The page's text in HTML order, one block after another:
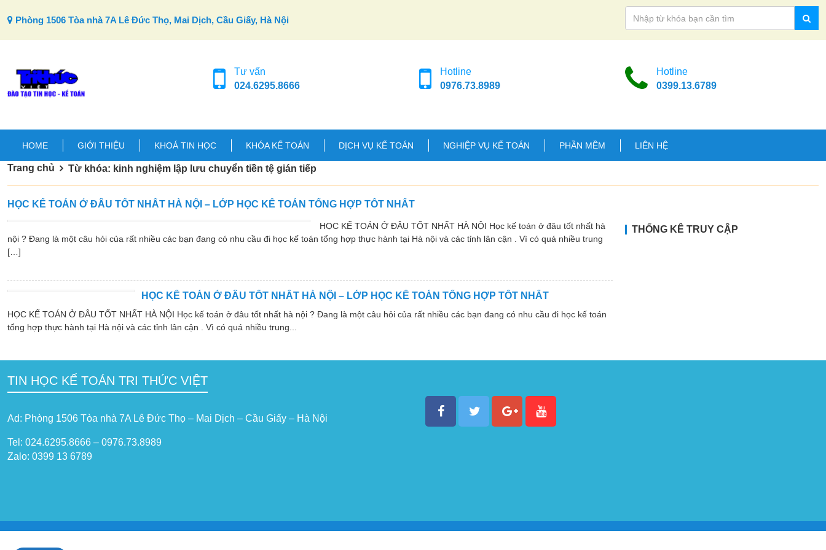
Phòng 1506 Tòa nhà 7A Lê Đức Thọ, Mai Dịch, Cầu Giấy, Hà Nội
Tư vấn
024.6295.8666
Hotline
0976.73.8989
Hotline
0399.13.6789
HOME GIỚI THIỆU KHOÁ TIN HỌC KHÓA KẾ TOÁN DỊCH VỤ KẾ TOÁN NGHIỆP VỤ KẾ TOÁN PHẦN MỀM LIÊN HỆ
Trang chủ Từ khóa: kinh nghiệm lập lưu chuyển tiền tệ gián tiếp
HỌC KẾ TOÁN Ở ĐÂU TỐT NHẤT HÀ NỘI – LỚP HỌC KẾ TOÁN TỔNG HỢP TỐT NHẤT
HỌC KẾ TOÁN Ở ĐÂU TỐT NHẤT HÀ NỘI Học kế toán ở đâu tốt nhất hà
nội ? Đang là một câu hỏi của rất nhiều các bạn đang có nhu cầu đi học kế toán tổng hợp thực hành tại Hà nội và các tỉnh lân cận . Vì có quá nhiều trung
[…]
HỌC KẾ TOÁN Ở ĐÂU TỐT NHẤT HÀ NỘI – LỚP HỌC KẾ TOÁN TỔNG HỢP TỐT NHẤT
HỌC KẾ TOÁN Ở ĐÂU TỐT NHẤT HÀ NỘI Học kế toán ở đâu tốt nhất hà nội ? Đang là một câu hỏi của rất nhiều các bạn đang có nhu cầu đi học kế toán
tổng hợp thực hành tại Hà nội và các tỉnh lân cận . Vì có quá nhiều trung...
THỐNG KÊ TRUY CẬP
TIN HỌC KẾ TOÁN TRI THỨC VIỆT
Ad: Phòng 1506 Tòa nhà 7A Lê Đức Thọ – Mai Dịch – Cầu Giấy – Hà Nội
Tel: 024.6295.8666 – 0976.73.8989
Zalo: 0399 13 6789